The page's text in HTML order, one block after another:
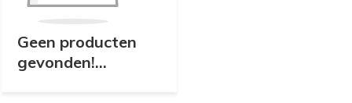
Geen producten
gevonden!...